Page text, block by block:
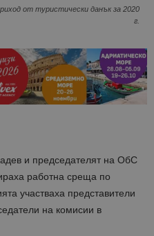
от туристически данък за 2020
г.
и председателят на ОбС
работна среща по
участваха представители
на комисии в